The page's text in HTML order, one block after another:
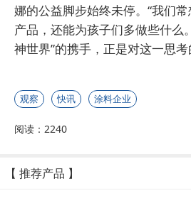
娜的公益脚步始终未停。“我们
产品，还能为孩子们多做些什么
神世界”的携手，正是对这一思考
观察 快讯 涂料企业
阅读：2240
【 推荐产品 】